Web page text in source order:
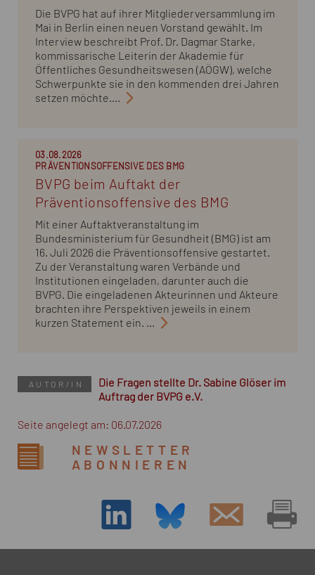
Die BVPG hat auf ihrer Mitgliederversammlung im
Mai in Berlin einen neuen Vorstand gewählt. Im
Interview beschreibt Prof. Dr. Dagmar Starke,
kommissarische Leiterin der Akademie für
Öffentliches Gesundheitswesen (AÖGW), welche
Schwerpunkte sie in den kommenden drei Jahren
setzen möchte....
03.08.2026
PRÄVENTIONSOFFENSIVE DES BMG
BVPG beim Auftakt der
Präventionsoffensive des BMG
Mit einer Auftaktveranstaltung im
Bundesministerium für Gesundheit (BMG) ist am
16. Juli 2026 die Präventionsoffensive gestartet.
Zu der Veranstaltung waren Verbände und
Institutionen eingeladen, darunter auch die
BVPG. Die eingeladenen Akteurinnen und Akteure
brachten ihre Perspektiven jeweils in einem
kurzen Statement ein. ...
AUTOR/IN
Die Fragen stellte Dr. Sabine Glöser im
Auftrag der BVPG e.V.
Seite angelegt am: 06.07.2026
NEWSLETTER
ABONNIEREN